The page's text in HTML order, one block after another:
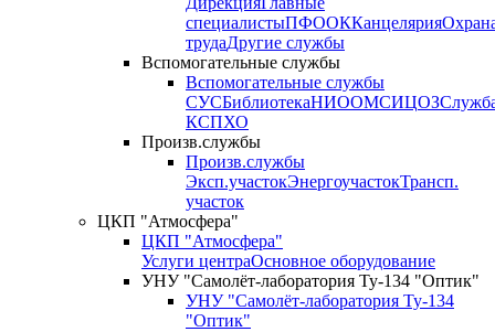
специалистыПФООККанцелярия
трудаДругие службы
Вспомогательные службы
Вспомогательные службы
СУСБиблиотекаНИООМСИЦОЗ
КСПХО
Произв.службы
Произв.службы
Эксп.участокЭнергоучастокТрансп.
участок
ЦКП "Атмосфера"
ЦКП "Атмосфера"
Услуги центраОсновное оборудование
УНУ "Самолёт-лаборатория Ту-134 "Оптик"
УНУ "Самолёт-лаборатория Ту-134
"Оптик"